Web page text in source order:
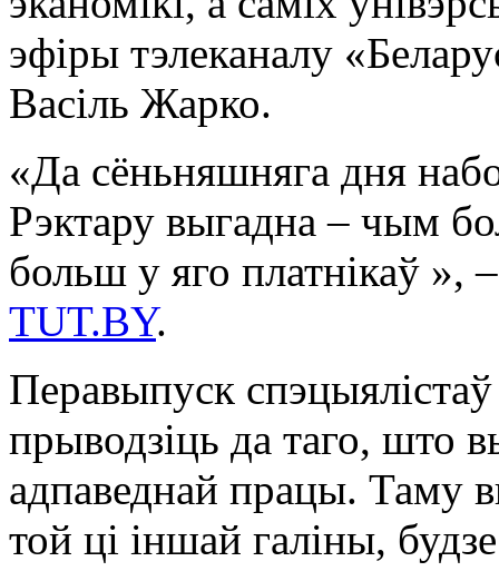
эфіры тэлеканалу
Васіль Жарко.
«Да сёньняшняга дня
Рэктару выгадна – чым
больш у яго платнікаў »,
TUT.BY.
Перавыпуск
прыводзіць да таго, што
адпаведнай працы. Таму
той ці іншай галіны,